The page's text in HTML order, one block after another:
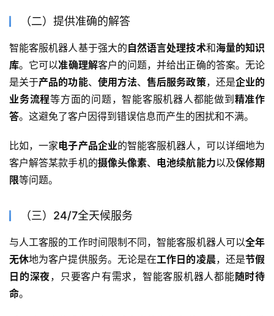
（二）提供准确的解答
智能客服机器人基于强大的自然语言处理技术和海量的知识
库。它可以准确理解客户的问题，并给出正确的答案。无论
是关于产品的功能、 使用方法、售后服务政策，还是企业的
业务流程等方面的问题，智能客服机器人都能做到 精准作
答。这避免了客户因得到错误信息而产生的困扰和不满。
比如，一家电子产品企业的智能客服机器人，可以详细地为
客户解答某款手机的摄像头像素、 电池续航能力以及保修期
限等问题。
（三）24/7全天候服务
与人工客服的工作时间限制不同，智能客服机器人可以全年
无休地为客户提供服务。无论是在工作日的凌晨，还是节假
日的深夜，只要客户有需求，智能客服机器人都能随时待
命。